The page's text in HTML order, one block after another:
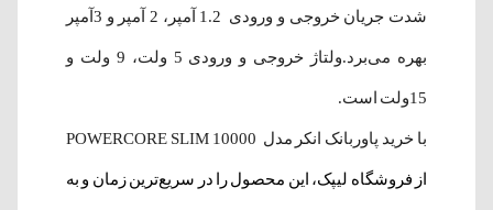
شدت جریان خروجی و ورودی 1.2 آمپر، 2 آمپر و 3آمپر
بهره‌ می‌برد.ولتاژ خروجی و ورودی 5 ولت، 9 ولت و
15ولت است.
با خرید پاور‌بانک انکر مدل POWERCORE SLIM 10000
از فروشگاه لیپک، این محصول را در سریع‌ترین زمان و به